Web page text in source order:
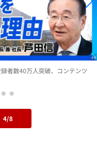
者数40万人突破、コンテンツ
4/8